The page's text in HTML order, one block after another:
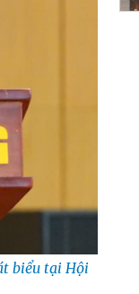
biểu tại Hội